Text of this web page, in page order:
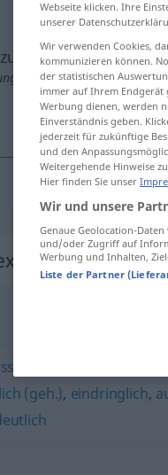
anklicken/antippen)
(geh.), eindringlich,
Webseite klicken. Ihre
unserer
Wir verwenden Cookies,
kommunizieren können.
der statistischen
immer auf Ihrem Endgerät
Werbung dienen, werden
Einverständnis geben.
jederzeit für zukünftige
und den
Weitergehende Hinweise
Hier finden Sie unser
Wir und unsere
Genaue Geolocation-
und/oder Zugriff auf
Werbung und Inhalten,
Liste der Partner